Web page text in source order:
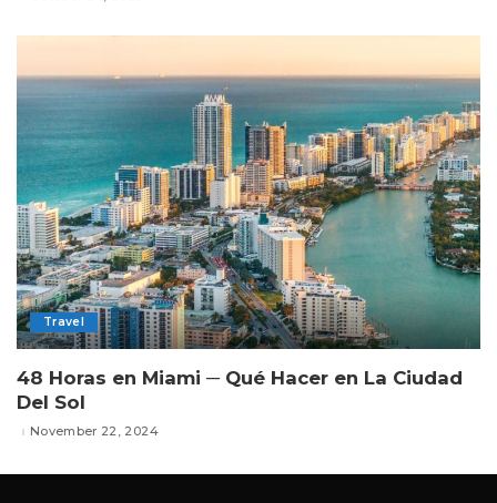
Travel
48 Horas en Miami ─ Qué Hacer en La Ciudad
Del Sol
November 22, 2024